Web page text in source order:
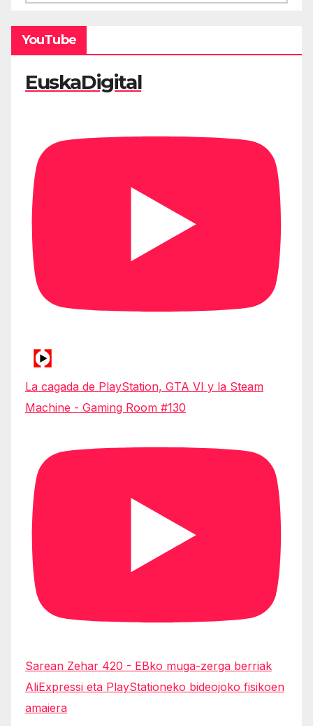
YouTube
EuskaDigital
La cagada de PlayStation, GTA VI y la Steam
Machine - Gaming Room #130
Sarean Zehar 420 - EBko muga-zerga berriak
AliExpressi eta PlayStationeko bideojoko fisikoen
amaiera